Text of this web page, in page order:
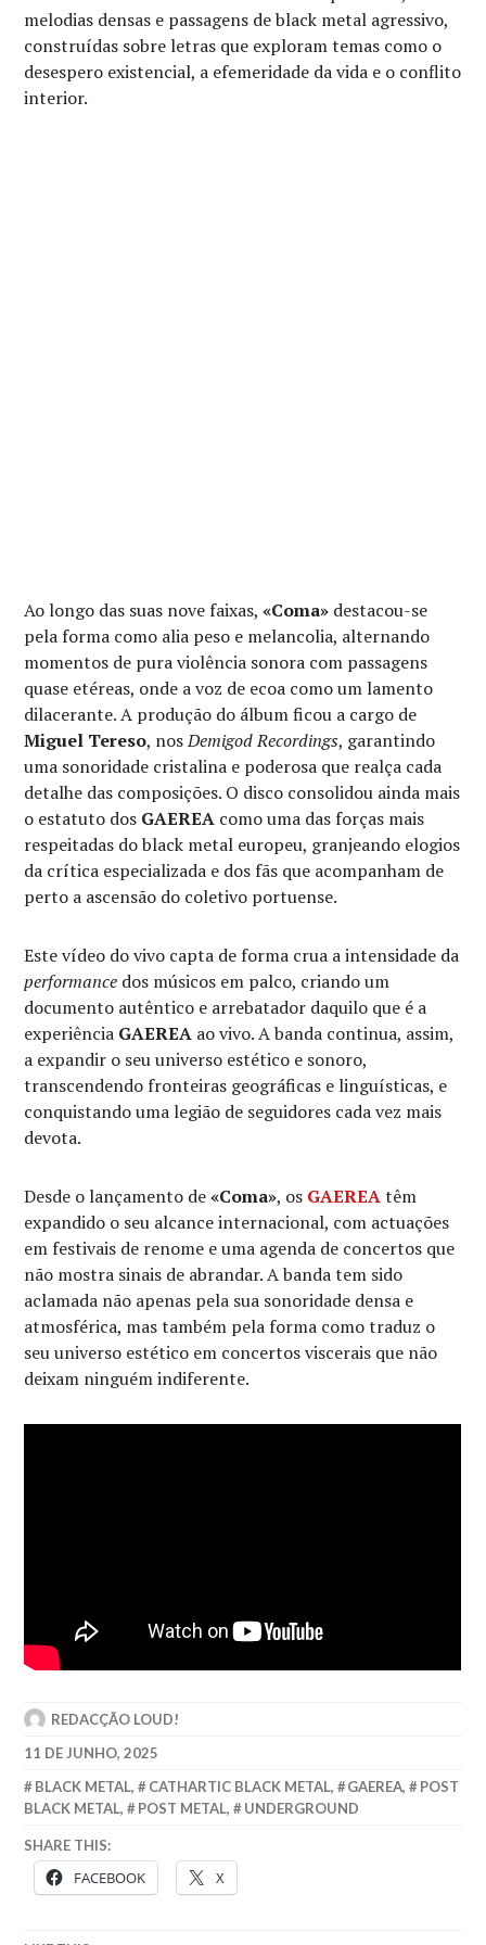
melodias densas e passagens de black metal agressivo,
construídas sobre letras que exploram temas como o
desespero existencial, a efemeridade da vida e o conflito
interior.
Ao longo das suas nove faixas,«Coma» destacou-se
pela forma como alia peso e melancolia, alternando
momentos de pura violência sonora com passagens
quase etéreas, onde a voz de ecoa como um lamento
dilacerante. A produção do álbum ficou a cargo de
Miguel Tereso, nosDemigod Recordings, garantindo
uma sonoridade cristalina e poderosa que realça cada
detalhe das composições. O disco consolidou ainda mais
o estatuto dos GAEREA como uma das forças mais
respeitadas do black metal europeu, granjeando elogios
da crítica especializada e dos fãs que acompanham de
perto a ascensão do coletivo portuense.
Este vídeo do vivo capta de forma crua a intensidade da
performance dos músicos em palco, criando um
documento autêntico e arrebatador daquilo que é a
experiência GAEREA ao vivo. A banda continua, assim,
a expandir o seu universo estético e sonoro,
transcendendo fronteiras geográficas e linguísticas, e
conquistando uma legião de seguidores cada vez mais
devota.
Desde o lançamento de«Coma», os GAEREAtêm
expandido o seu alcance internacional, com actuações
em festivais de renome e uma agenda de concertos que
não mostra sinais de abrandar. A banda tem sido
aclamada não apenas pela sua sonoridade densa e
atmosférica, mas também pela forma como traduz o
seu universo estético em concertos viscerais que não
deixam ninguém indiferente.
REDACÇÃO LOUD!
11 DE JUNHO, 2025
BLACK METAL, CATHARTIC BLACK METAL, GAEREA,
POST
BLACK METAL, POST METAL, UNDERGROUND
SHARE THIS:
FACEBOOK X